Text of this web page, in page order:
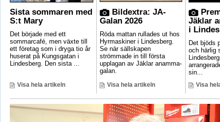
Sista sommaren med
S:t Mary
Det började med ett
sommarcafé, men växte till
ett företag som i dryga tio år
huserat på Kungsgatan i
Lindesberg. Den sista ...
Visa hela artikeln
Bildextra: JA-
Galan 2026
Röda mattan rullades ut hos
Hyrmaskiner i Lindesberg.
Se när sällskapen
strömmade in till första
upplagan av Jäklar anamma-
galan.
Visa hela artikeln
Jäklar
i
Det bjöds
och härlig
sin...
Visa